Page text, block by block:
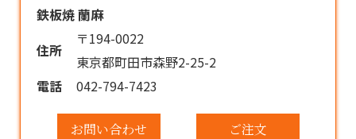
鉄板焼 蘭麻
住所
〒194-0022
東京都町田市森野2-25-2
電話
042-794-7423
お問い合わせ ご注文